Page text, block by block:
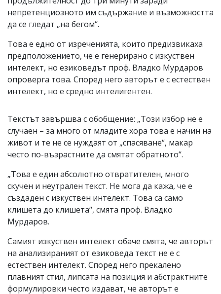
непретенциозното им съдържание и възможността
да се гледат „на бегом“.
Това е едно от изреченията, които предизвикаха
предположението, че е генерирано с изкуствен
интелект, но езиковедът проф. Владко Мурдаров
опроверга това. Според него авторът е с естествен
интелект, но е средно интелигентен.
Текстът завършва с обобщение: „Този избор не е
случаен – за много от младите хора това е начин на
живот и те не се нуждаят от „спасяване“, макар
често по-възрастните да смятат обратното“.
„Това е един абсолютно отвратителен, много
скучен и неутрален текст. Не мога да кажа, че е
създаден с изкуствен интелект. Това са само
клишета до клишета“, смята проф. Владко
Мурдаров.
Самият изкуствен интелект обаче смята, че авторът
на анализираният от езиковеда текст не е с
естествен интелект. Според него прекалено
плавният стил, липсата на позиция и абстрактните
формулировки често издават, че авторът е